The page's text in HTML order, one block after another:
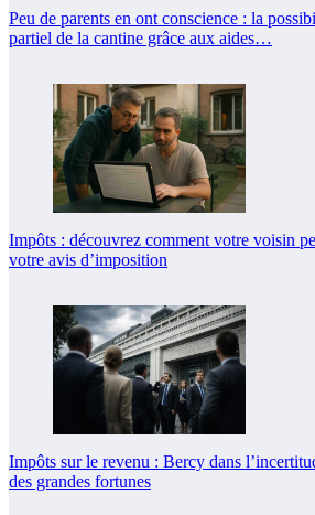
Peu de parents en ont conscience : la
partiel de la cantine grâce aux aides…
Impôts : découvrez comment votre voisin
votre avis d’imposition
Impôts sur le revenu : Bercy dans
des grandes fortunes